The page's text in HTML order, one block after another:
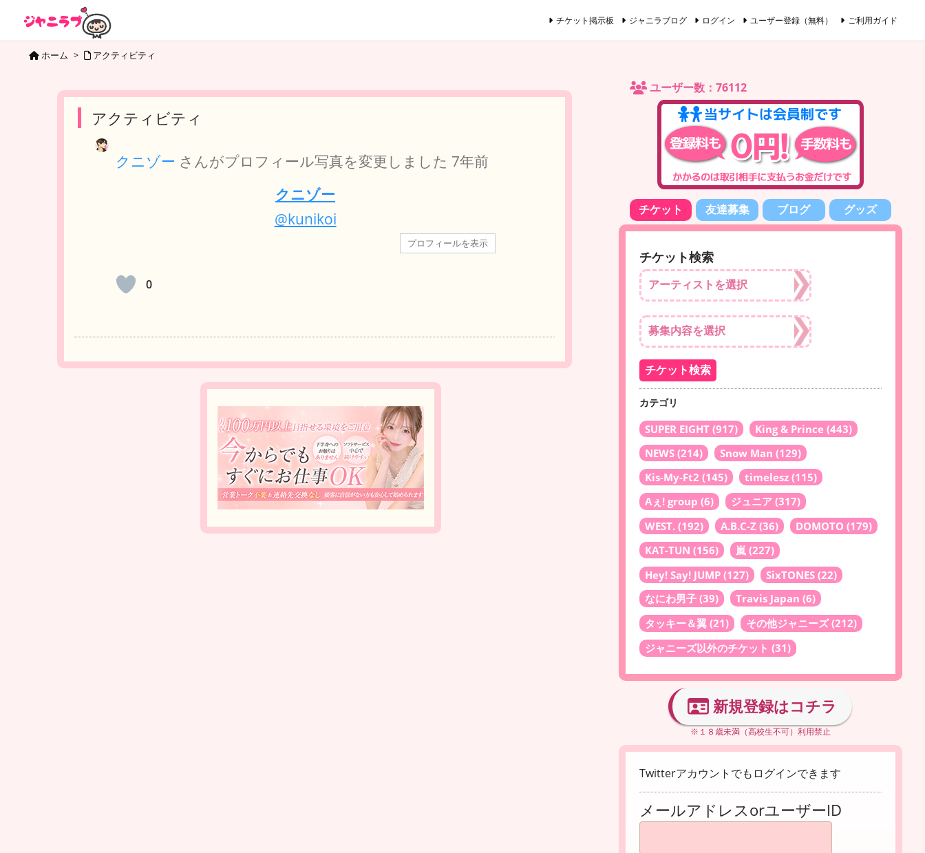
チケット掲示板 ジャニラブログ ログイン ユーザー登録（無料） ご利用ガイド
ホーム > アクティビティ
アクティビティ
クニゾー さんがプロフィール写真を変更しました 7年前
クニゾー
@kunikoi
プロフィールを表示
0
ユーザー数：76112
チケット 友達募集 ブログ グッズ
チケット検索
カテゴリ
SUPER EIGHT (917) King & Prince (443)
NEWS (214) Snow Man (129)
Kis-My-Ft2 (145) timelesz (115)
Aぇ! group (6) ジュニア (317)
WEST. (192) A.B.C-Z (36) DOMOTO (179)
KAT-TUN (156) 嵐 (227)
Hey! Say! JUMP (127) SixTONES (22)
なにわ男子 (39) Travis Japan (6)
タッキー＆翼 (21) その他ジャニーズ(212)
ジャニーズ以外のチケット (31)
新規登録はコチラ
※１８歳未満（高校生不可）利用禁止
Twitterアカウントでもログインできます
メールアドレスorユーザーID